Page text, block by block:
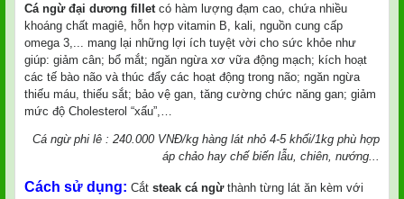
Cá ngừ đại dương fillet có hàm lượng đạm cao, chứa nhiều
khoáng chất magiê, hỗn hợp vitamin B, kali, nguồn cung cấp
omega 3,... mang lại những lợi ích tuyệt vời cho sức khỏe như
giúp: giảm cân; bổ mắt; ngăn ngừa xơ vữa động mạch; kích hoạt
các tế bào não và thúc đẩy các hoạt động trong não; ngăn ngừa
thiếu máu, thiếu sắt; bảo vệ gan, tăng cường chức năng gan; giảm
mức độ Cholesterol “xấu”,…
Cá ngừ phi lê : 240.000 VNĐ/kg hàng lát nhỏ 4-5 khối/1kg phù hợp
áp chảo hay chế biến lẫu, chiên, nướng...
Cách sử dụng: Cắt steak cá ngừthành từng lát ăn kèm với